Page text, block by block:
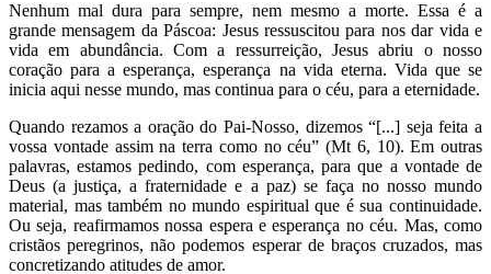
Nenhum mal dura para sempre, nem mesmo a morte. Essa é a
grande mensagem da Páscoa: Jesus ressuscitou para nos dar vida e
vida em abundância. Com a ressurreição, Jesus abriu o nosso
coração para a esperança, esperança na vida eterna. Vida que se
inicia aqui nesse mundo, mas continua para o céu, para a eternidade.
Quando rezamos a oração do Pai-Nosso, dizemos “[...] seja feita a
vossa vontade assim na terra como no céu” (Mt 6, 10). Em outras
palavras, estamos pedindo, com esperança, para que a vontade de
Deus (a justiça, a fraternidade e a paz) se faça no nosso mundo
material, mas também no mundo espiritual que é sua continuidade.
Ou seja, reafirmamos nossa espera e esperança no céu. Mas, como
cristãos peregrinos, não podemos esperar de braços cruzados, mas
concretizando atitudes de amor.